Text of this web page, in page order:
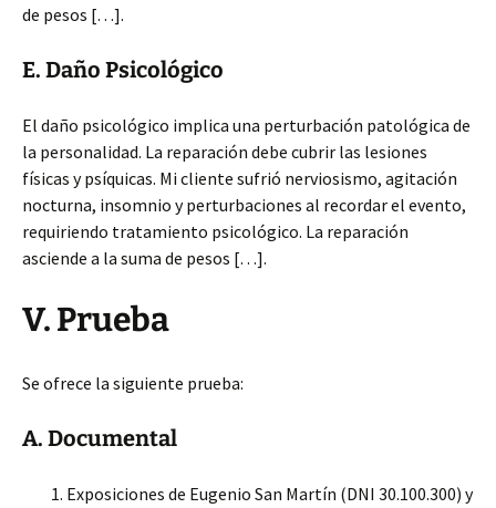
de pesos […].
E. Daño Psicológico
El daño psicológico implica una perturbación patológica de
la personalidad. La reparación debe cubrir las lesiones
físicas y psíquicas. Mi cliente sufrió nerviosismo, agitación
nocturna, insomnio y perturbaciones al recordar el evento,
requiriendo tratamiento psicológico. La reparación
asciende a la suma de pesos […].
V. Prueba
Se ofrece la siguiente prueba:
A. Documental
Exposiciones de Eugenio San Martín (DNI 30.100.300) y